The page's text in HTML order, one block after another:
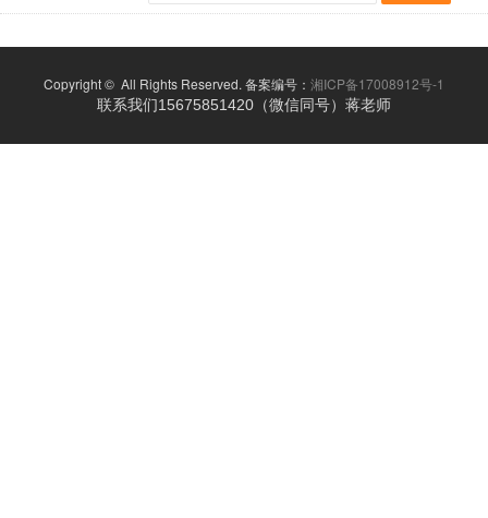
Copyright © All Rights Reserved. 备案编号： 湘ICP备17008912号-1
联系我们15675851420（微信同号）蒋老师